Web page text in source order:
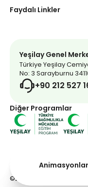
Animasyonlar
İletişim
Ortaokul
Faydalı Linkler
Yeşilay Dergi
Mavi Kırlangıç
İnternet Bağımlılığı
Addicta
Bağımlılık Dizini
Yeşilay Bağışçısı Ol
Yeşilay Genel
Türkiye Yeşilay
No: 3 Sarayburnu
+90 212 527
Diğer Programlar
©2025 Yeşilay. Tüm